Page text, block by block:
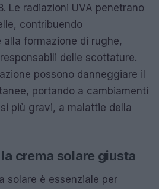
Le radiazioni UVA penetrano
contribuendo
alla formazione di rughe,
delle scottature.
possono danneggiare il
portando a cambiamenti
più gravi, a malattie della
crema solare giusta
solare è essenziale per